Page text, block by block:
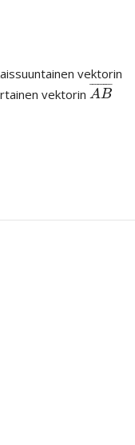
vektorin
vektorinAB
¯ ¯
¯¯¯¯¯¯
AB¯